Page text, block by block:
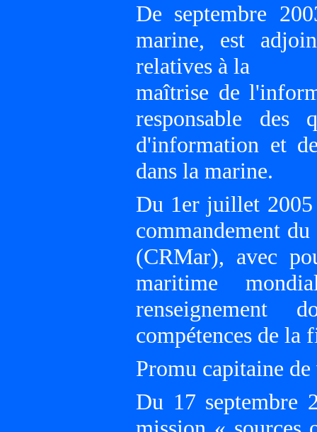
De septembre
marine, est
relatives à la
maîtrise de
responsable des
d'information et
dans la marine.
Du 1er juillet 2005
commandement
(CRMar), avec
maritime
renseignement
compétences de la
Promu capitaine
Du 17 septembre